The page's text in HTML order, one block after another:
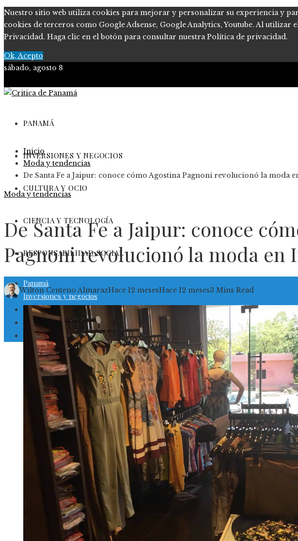
Nuestro sitio web utiliza cookies para mejorar y personalizar su experiencia y
cookies de terceros como Google Adsense, Google Analytics, Youtube. Al
Privacidad. Haga clic en el botón para consultar nuestra Política de privacidad.
Ok, Acepto
sábado, agosto 8
PANAMÁ
INVERSIONES Y NEGOCIOS
CULTURA Y OCIO
CIENCIA Y TECNOLOGÍA
RESPONSABILIDAD SOCIAL
Panamá
Inversiones y negocios
Cultura y ocio
Ciencia y tecnología
Responsabilidad social
Inicio
Moda y tendencias
De Santa Fe a Jaipur: conoce cómo Agostina Pagnoni revolucionó la moda
Moda y tendencias
De Santa Fe a Jaipur: conoce
Pagnoni revolucionó la moda en
Wilton Centeno AlmarazHace 12 mesesHace 12 meses3 Mins Read